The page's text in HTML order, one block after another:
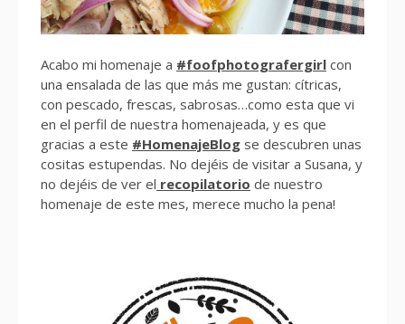
Acabo mi homenaje a #foofphotografergirl con
una ensalada de las que más me gustan: cítricas,
con pescado, frescas, sabrosas…como esta que vi
en el perfil de nuestra homenajeada, y es que
gracias a este #HomenajeBlog se descubren unas
cositas estupendas. No dejéis de visitar a Susana, y
no dejéis de ver el recopilatorio de nuestro
homenaje de este mes, merece mucho la pena!